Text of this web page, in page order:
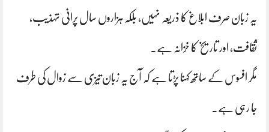
یہ زبان صرف ابلاغ کا ذریعہ نہیں، بلکہ ہزاروں سال پرانی تہذیب،
ثقافت، اور تاریخ کا خزانہ ہے۔
مگر افسوس کے ساتھ کہنا پڑتا ہے کہ آج یہ زبان تیزی سے زوال کی طرف
جا رہی ہے۔